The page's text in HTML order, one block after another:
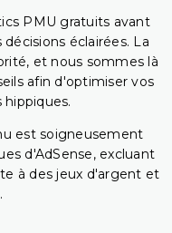
PMU gratuits avant
éclairées. La
et nous sommes là
afin d'optimiser vos
hippiques.
est soigneusement
d'AdSense, excluant
à des jeux d'argent et